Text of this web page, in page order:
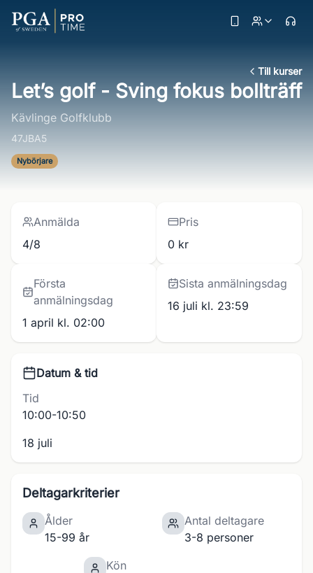
Till kurser
Let’s golf - Sving fokus bollträff
Kävlinge Golfklubb
47JBA5
Nybörjare
Anmälda
4/8
Pris
0 kr
Första
anmälningsdag
1 april kl. 02:00
Sista anmälningsdag
16 juli kl. 23:59
Datum & tid
Tid
10:00-10:50
18 juli
Deltagarkriterier
Ålder
15-99 år
Antal deltagare
3-8 personer
Kön